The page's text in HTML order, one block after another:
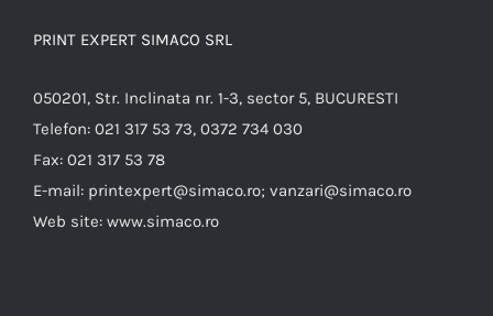
PRINT EXPERT SIMACO SRL
050201, Str. Inclinata nr. 1-3, sector 5, BUCURESTI
Telefon: 021 317 53 73, 0372 734 030
Fax: 021 317 53 78
E-mail: printexpert@simaco.ro; vanzari@simaco.ro
Web site: www.simaco.ro